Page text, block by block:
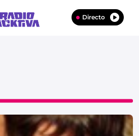
Directo